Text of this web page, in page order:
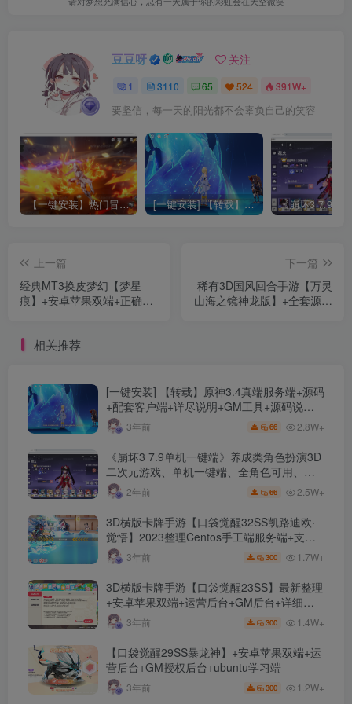
豆豆呀 关注
1 3110 65 524 391W+
要坚信，每一天的阳光都不会辜负自己的笑容
【一键安装】热门冒险策略类游戏崩坏：星穹铁道全新2.3版本一键端+一键代理+一键启动+免虚拟机 [一键安装] 【转载】原神3.4真端服务端+源码+配套客户端+详尽说明+GM工具+源码说明文件
上一篇
经典MT3换皮梦幻【梦星
痕】+安卓苹果双端+正确物
下一篇
稀有3D国风回合手游【万灵
山海之镜神龙版】+全套源码
相关推荐
[一键安装] 【转载】原神3.4真端服务端+源码
+配套客户端+详尽说明+GM工具+源码说明
文件3年前 66 2.8W+
《崩坏3 7.9单机一键端》养成类角色扮演3D
二次元游戏、单机一键端、全角色可用、无
限资源、附带保姆级安装教程
2年前 66 2.5W+
3D横版卡牌手游【口袋觉醒32SS凯路迪欧·
觉悟】2023整理Centos手工端服务端+支付
对接+安卓苹果双端+运营后台+GM授权后台
+代理后台
3年前 300 1.7W+
3D横版卡牌手游【口袋觉醒23SS】最新整理
+安卓苹果双端+运营后台+GM后台+详细搭
建教程3年前 300 1.4W+
【口袋觉醒29SS暴龙神】+安卓苹果双端+运
营后台+GM授权后台+ubuntu学习端
3年前 300 1.2W+